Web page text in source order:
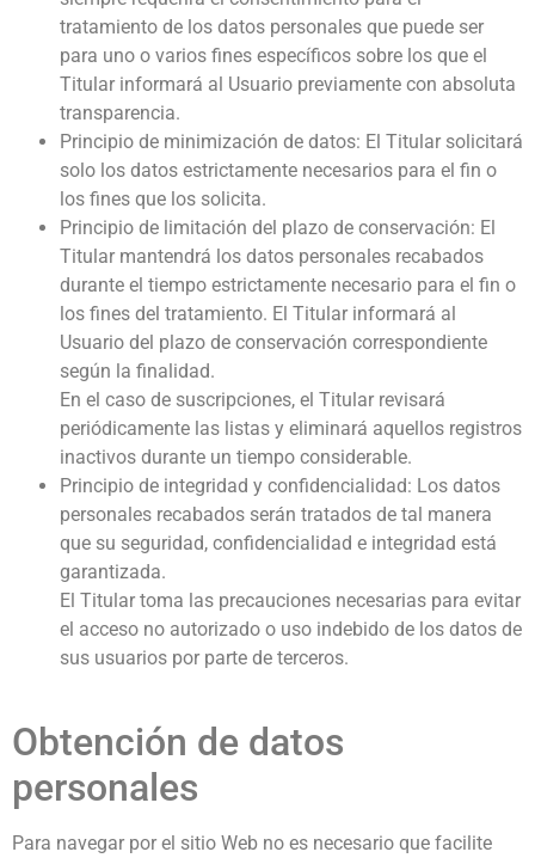
tratamiento de los datos personales que puede ser
para uno o varios fines específicos sobre los que el
Titular informará al Usuario previamente con absoluta
transparencia.
Principio de minimización de datos: El Titular solicitará
solo los datos estrictamente necesarios para el fin o
los fines que los solicita.
Principio de limitación del plazo de conservación: El
Titular mantendrá los datos personales recabados
durante el tiempo estrictamente necesario para el fin o
los fines del tratamiento. El Titular informará al
Usuario del plazo de conservación correspondiente
según la finalidad.
En el caso de suscripciones, el Titular revisará
periódicamente las listas y eliminará aquellos registros
inactivos durante un tiempo considerable.
Principio de integridad y confidencialidad: Los datos
personales recabados serán tratados de tal manera
que su seguridad, confidencialidad e integridad está
garantizada.
El Titular toma las precauciones necesarias para evitar
el acceso no autorizado o uso indebido de los datos de
sus usuarios por parte de terceros.
Obtención de datos
personales
Para navegar por el sitio Web no es necesario que facilite